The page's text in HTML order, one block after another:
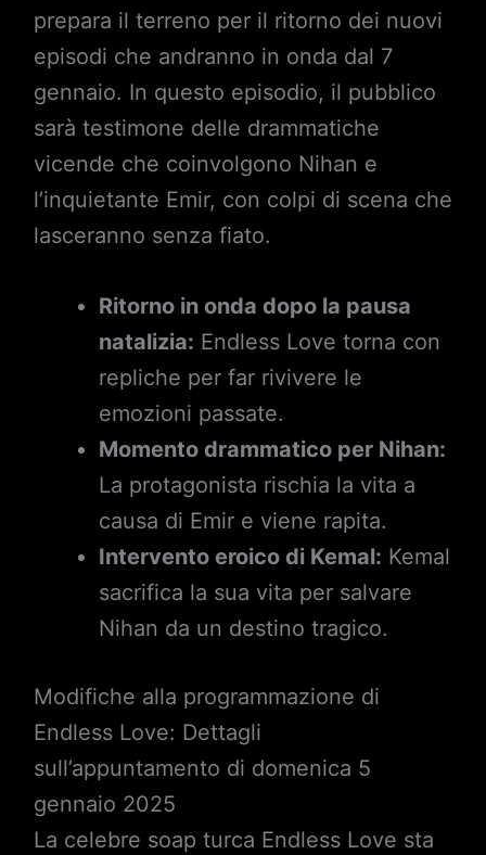
prepara il terreno per il ritorno dei nuovi
episodi che andranno in onda dal 7
gennaio. In questo episodio, il pubblico
sarà testimone delle drammatiche
vicende che coinvolgono Nihan e
l’inquietante Emir, con colpi di scena che
lasceranno senza fiato.
Ritorno in onda dopo la pausa
natalizia: Endless Love torna con
repliche per far rivivere le
emozioni passate.
Momento drammatico per Nihan:
La protagonista rischia la vita a
causa di Emir e viene rapita.
Intervento eroico di Kemal: Kemal
sacrifica la sua vita per salvare
Nihan da un destino tragico.
Modifiche alla programmazione di
Endless Love: Dettagli
sull’appuntamento di domenica 5
gennaio 2025
La celebre soap turca Endless Love sta